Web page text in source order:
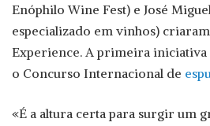
Enóphilo Wine Fest) e José
especializado em vinhos)
Experience. A primeira iniciativa
o Concurso Internacional de
«É a altura certa para surgir um